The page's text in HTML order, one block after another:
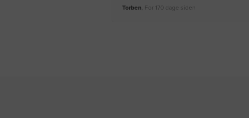
Torben, For 170 dage siden